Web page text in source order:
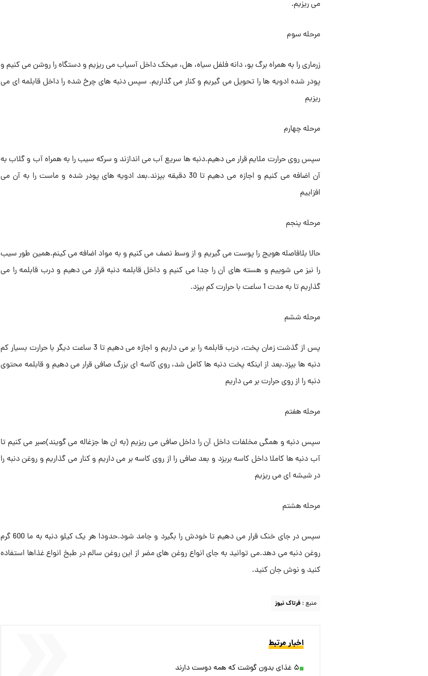
می ریزیم.
مرحله سوم
زرماری را به همراه برگ بو، دانه فلفل سیاه، هل، میخک داخل آسیاب می ریزیم و دستگاه را روشن می کنیم و
پودر شده ادویه ها را تحویل می گیریم و کنار می گذاریم. سپس دنبه های چرخ شده را داخل قابلمه ای می
ریزیم
مرحله چهارم
سپس روی حرارت ملایم قرار می دهیم.دنبه ها سریع آب می اندازند و سرکه سیب را به همراه آب و گلاب به
آن اضافه می کنیم و اجازه می دهیم تا 30 دقیقه بپزند.بعد ادویه های پودر شده و ماست را به آن می
افزاییم
مرحله پنجم
حالا بلافاصله هویج را پوست می گیریم و از وسط نصف می کنیم و به مواد اضافه می کینم.همین طور سیب
را نیز می شوییم و هسته های آن را جدا می کنیم و داخل قابلمه دنبه قرار می دهیم و درب قابلمه را می
گذاریم تا به مدت 1 ساعت با حرارت کم بپزد.
مرحله ششم
پس از گذشت زمان پخت، درب قابلمه را بر می داریم و اجازه می دهیم تا 3 ساعت دیگر با حرارت بسیار کم
دنبه ها بپزد.بعد از اینکه پخت دنبه ها کامل شد، روی کاسه ای بزرگ صافی قرار می دهیم و قابلمه محتوی
دنبه را از روی حرارت بر می داریم
مرحله هفتم
سپس دنبه و همگی مخلفات داخل آن را داخل صافی می ریزیم (به ان ها جزغاله می گویند)صبر می کنیم تا
آب دنبه ها کاملا داخل کاسه بریزد و بعد صافی را از روی کاسه بر می داریم و کنار می گذاریم و روغن دنبه را
در شیشه ای می ریزیم
مرحله هشتم
سپس در جای خنک قرار می دهیم تا خودش را بگیرد و جامد شود.حدودا هر یک کیلو دنبه به ما 600 گرم
روغن دنبه می دهد.می توانید به جای انواع روغن های مضر از این روغن سالم در طبخ انواع غذاها استفاده
کنید و نوش جان کنید.
منبع : فرتاک نیوز
اخبار مرتبط
۵ غذای بدون گوشت که همه دوست دارند